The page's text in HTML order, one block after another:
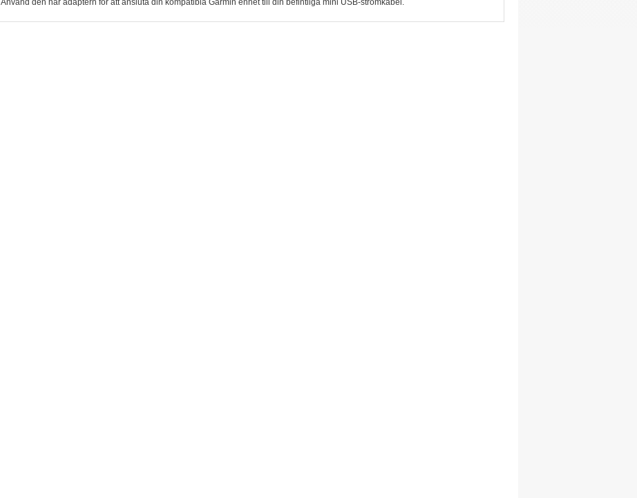
Använd den här adaptern för att ansluta din kompatibla Garmin enhet till din befintliga mini USB-strömkabel.